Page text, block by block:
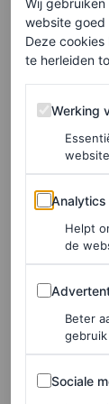
Elke
Schrijf
Hoewel het
deelnemers,
die
dat actief
alertheid
onder het
Wij
website goed
Deze
te herleiden
Werking
Werking
Analytics
Analytics
Helpt
de
Advertenties
Beter
Sociale
Sociale